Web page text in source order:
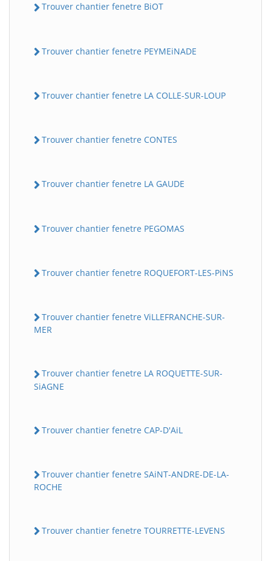
Trouver chantier fenetre BiOT
Trouver chantier fenetre PEYMEiNADE
Trouver chantier fenetre LA COLLE-SUR-LOUP
Trouver chantier fenetre CONTES
Trouver chantier fenetre LA GAUDE
Trouver chantier fenetre PEGOMAS
Trouver chantier fenetre ROQUEFORT-LES-PiNS
Trouver chantier fenetre ViLLEFRANCHE-SUR-
MER
Trouver chantier fenetre LA ROQUETTE-SUR-
SiAGNE
Trouver chantier fenetre CAP-D'AiL
Trouver chantier fenetre SAiNT-ANDRE-DE-LA-
ROCHE
Trouver chantier fenetre TOURRETTE-LEVENS